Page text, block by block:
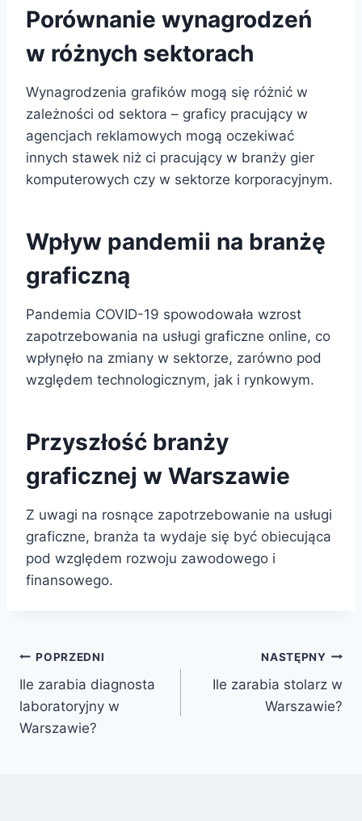
Porównanie wynagrodzeń
w różnych sektorach
Wynagrodzenia grafików mogą się różnić w
zależności od sektora – graficy pracujący w
agencjach reklamowych mogą oczekiwać
innych stawek niż ci pracujący w branży gier
komputerowych czy w sektorze korporacyjnym.
Wpływ pandemii na branżę
graficzną
Pandemia COVID-19 spowodowała wzrost
zapotrzebowania na usługi graficzne online, co
wpłynęło na zmiany w sektorze, zarówno pod
względem technologicznym, jak i rynkowym.
Przyszłość branży
graficznej w Warszawie
Z uwagi na rosnące zapotrzebowanie na usługi
graficzne, branża ta wydaje się być obiecująca
pod względem rozwoju zawodowego i
finansowego.
Nawigacja
wpisu
POPRZEDNI
Ile zarabia diagnosta
laboratoryjny w
Warszawie?
NASTĘPNY
Ile zarabia stolarz w
Warszawie?